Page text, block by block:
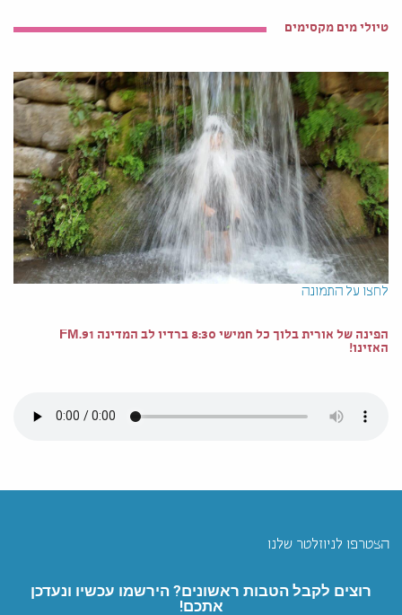
טיולי מים מקסימים
לחצו על התמונה
הפינה של אורית בלוך כל חמישי 8:30 ברדיו לב המדינה 91.FM
האזינו!
הצטרפו לניוזלטר שלנו
רוצים לקבל הטבות ראשונים? הירשמו עכשיו ונעדכן
אתכם!